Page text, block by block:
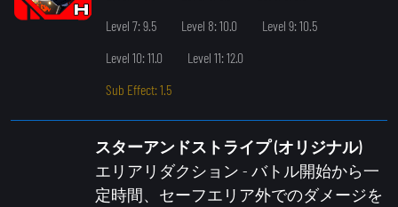
Level 7: 9.5
Level 8: 10.0
Level 9: 10.5
Level 10: 11.0
Level 11: 12.0
Sub Effect: 1.5
スターアンドストライプ (オリジナル)
エリアリダクション - バトル開始から一
定時間、セーフエリア外でのダメージを